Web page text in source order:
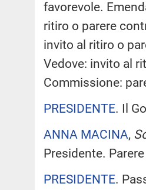
favorevole.
ritiro o parere
invito al ritiro o
Vedove: invito al
Commissione:
PRESIDENTE. Il
ANNA MACINA,
Presidente.
PRESIDENTE.